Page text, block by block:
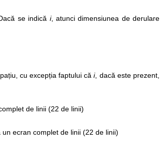
se indică i, atunci dimensiunea de derulare
cu excepția faptului căi, dacă este prezent,
de linii (22 de linii)
ecran complet de linii (22 de linii)